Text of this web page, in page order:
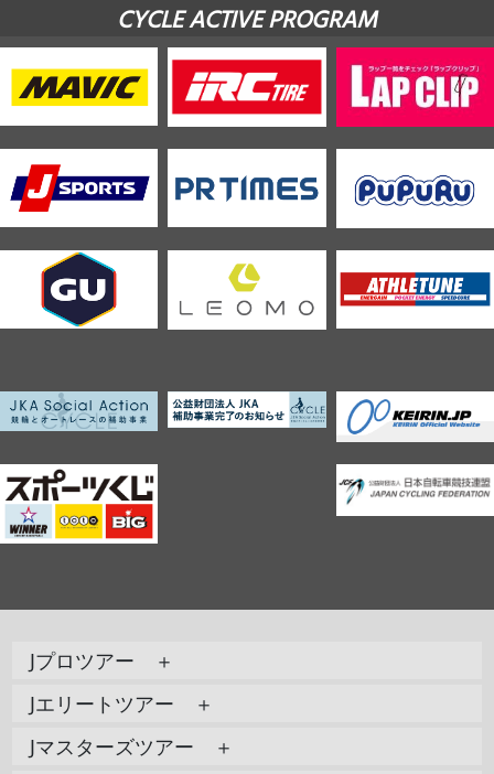
CYCLE ACTIVE PROGRAM
Jプロツアー ＋
Jエリートツアー ＋
Jマスターズツアー ＋